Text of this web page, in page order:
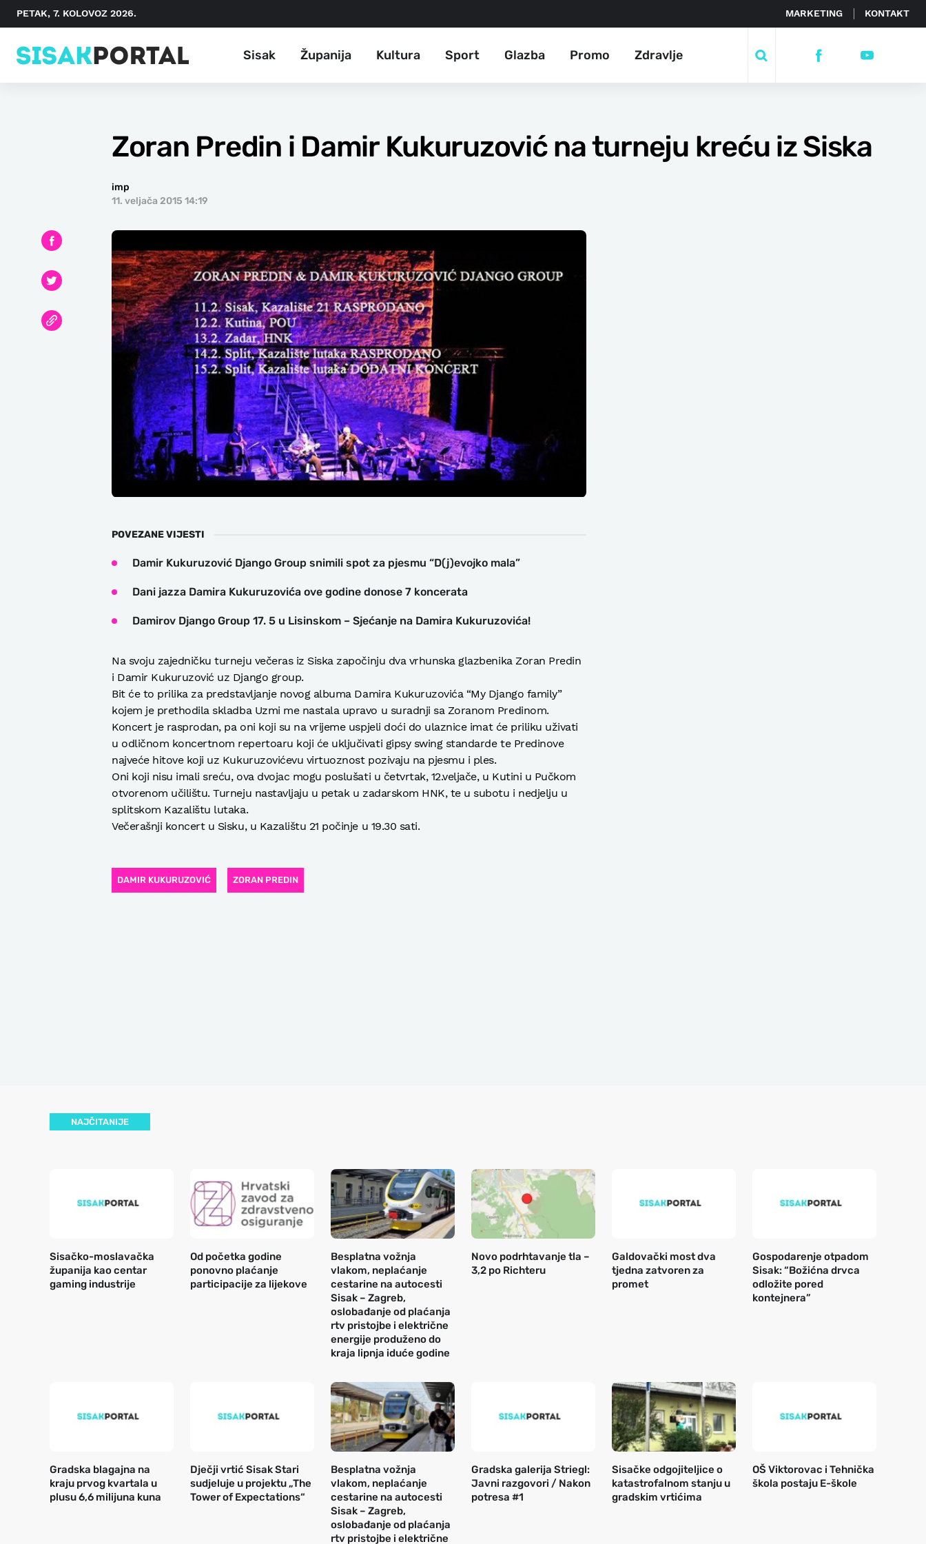
PETAK, 7. KOLOVOZ 2026. MARKETING KONTAKT
Sisak Županija Kultura Sport Glazba Promo Zdravlje
Zoran Predin i Damir Kukuruzović na turneju kreću iz Siska
imp
11. veljača 2015 14:19
POVEZANE VIJESTI
Damir Kukuruzović Django Group snimili spot za pjesmu “D(j)evojko mala”
Dani jazza Damira Kukuruzovića ove godine donose 7 koncerata
Damirov Django Group 17. 5 u Lisinskom – Sjećanje na Damira Kukuruzovića!
Na svoju zajedničku turneju večeras iz Siska započinju dva vrhunska glazbenika Zoran Predin
i Damir Kukuruzović uz Django group.
Bit će to prilika za predstavljanje novog albuma Damira Kukuruzovića “My Django family”
kojem je prethodila skladba Uzmi me nastala upravo u suradnji sa Zoranom Predinom.
Koncert je rasprodan, pa oni koji su na vrijeme uspjeli doći do ulaznice imat će priliku uživati
u odličnom koncertnom repertoaru koji će uključivati gipsy swing standarde te Predinove
najveće hitove koji uz Kukuruzovićevu virtuoznost pozivaju na pjesmu i ples.
Oni koji nisu imali sreću, ova dvojac mogu poslušati u četvrtak, 12.veljače, u Kutini u Pučkom
otvorenom učilištu. Turneju nastavljaju u petak u zadarskom HNK, te u subotu i nedjelju u
splitskom Kazalištu lutaka.
Večerašnji koncert u Sisku, u Kazalištu 21 počinje u 19.30 sati.
DAMIR KUKURUZOVIĆ ZORAN PREDIN
NAJČITANIJE
Sisačko-moslavačka
županija kao centar
gaming industrije
Od početka godine
ponovno plaćanje
participacije za lijekove
Besplatna vožnja
vlakom, neplaćanje
cestarine na autocesti
Sisak – Zagreb,
oslobađanje od plaćanja
rtv pristojbe i električne
energije produženo do
kraja lipnja iduće godine
Novo podrhtavanje tla –
3,2 po Richteru
Galdovački most dva
tjedna zatvoren za
promet
Gospodarenje otpadom
Sisak: “Božićna drvca
odložite pored
kontejnera”
Gradska blagajna na
kraju prvog kvartala u
plusu 6,6 milijuna kuna
Dječji vrtić Sisak Stari
sudjeluje u projektu „The
Tower of Expectations“
Besplatna vožnja
vlakom, neplaćanje
cestarine na autocesti
Sisak – Zagreb,
oslobađanje od plaćanja
rtv pristojbe i električne
Gradska galerija Striegl:
Javni razgovori / Nakon
potresa #1
Sisačke odgojiteljice o
katastrofalnom stanju u
gradskim vrtićima
OŠ Viktorovac i Tehnička
škola postaju E-škole